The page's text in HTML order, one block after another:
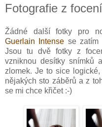
Fotografie z
Žádné další fotky pro
Guerlain Intense se zatím
Jsou tu dvě fotky z
vzniknou desítky snímků
zlomek. Je to sice
nějakých sto záběrů a z
se mi chce křičet :-)